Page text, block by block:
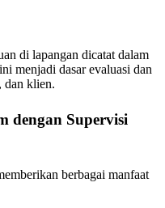
di lapangan dicatat dalam
menjadi dasar evaluasi dan
dan klien.
dengan Supervisi
berbagai manfaat